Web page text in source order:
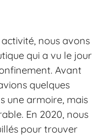
nous avons
qui a vu le jour
Avant
quelques
une armoire, mais
En 2020, nous
pour trouver